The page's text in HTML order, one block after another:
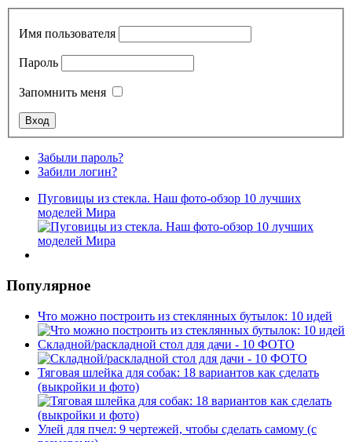
Имя пользователя
Пароль
Запомнить меня
Забыли пароль?
Забили логин?
Пуговицы из стекла. Наш фото-обзор 10 лучших
моделей Мира
Популярное
Что можно построить из стеклянных бутылок: 10 идей
Складной/раскладной стол для дачи - 10 ФОТО
Тяговая шлейка для собак: 18 вариантов как сделать
(выкройки и фото)
Улей для пчел: 9 чертежей, чтобы сделать самому (с